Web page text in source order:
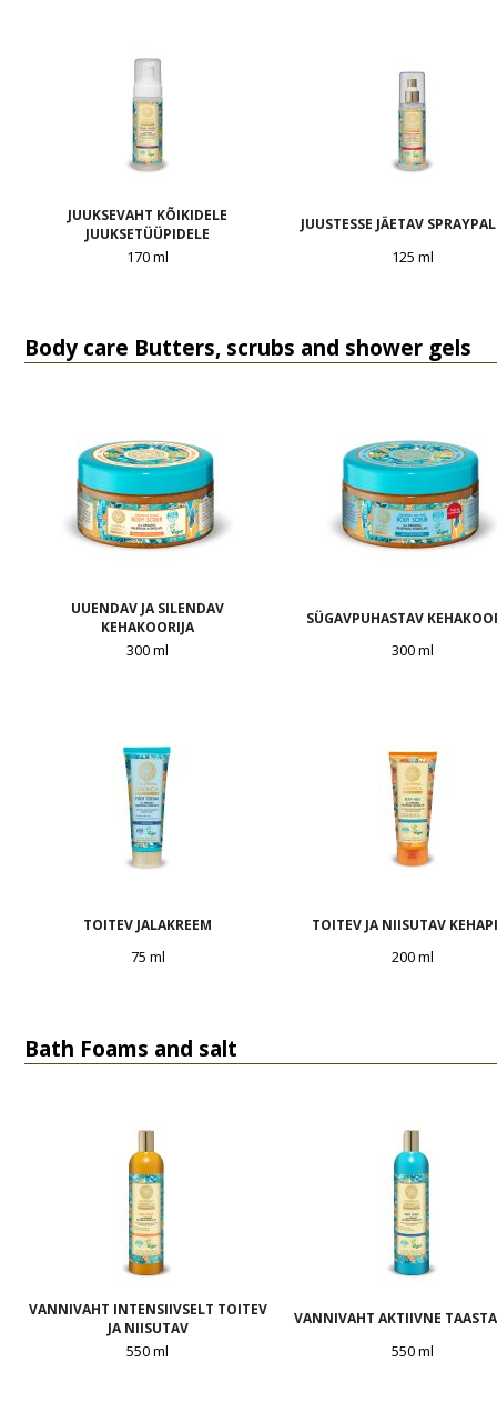
JUUKSEVAHT KÕIKIDELE
JUUKSETÜÜPIDELE
170 ml
JUUSTESSE JÄETAV
125 ml
Body care Butters, scrubs and shower gels
UUENDAV JA SILENDAV
KEHAKOORIJA
300 ml
SÜGAVPUHASTAV
300 ml
TOITEV JALAKREEM
75 ml
TOITEV JA NIISUTAV
200 ml
Bath Foams and salt
VANNIVAHT INTENSIIVSELT TOITEV
JA NIISUTAV
550 ml
VANNIVAHT AKTIIVNE
550 ml